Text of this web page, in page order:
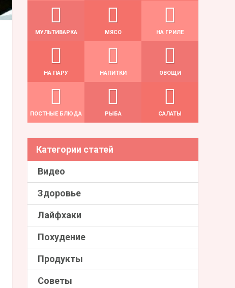
МУЛЬТИВАРКА МЯСО НА ГРИЛЕ
НА ПАРУ НАПИТКИ ОВОЩИ
ПОСТНЫЕ БЛЮДА РЫБА САЛАТЫ
Категории статей
Видео
Здоровье
Лайфхаки
Похудение
Продукты
Советы